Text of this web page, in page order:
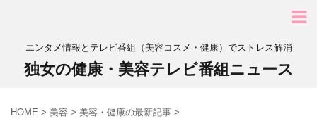
エンタメ情報とテレビ番組（美容コスメ・健康）でストレス解消
独女の健康・美容テレビ番組ニュース
HOME > 美容 > 美容・健康の最新記事 >